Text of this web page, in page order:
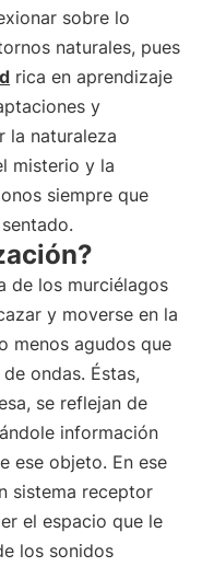
sobre lo
naturales, pues
rica en aprendizaje
y
la naturaleza
misterio y la
siempre que
de los murciélagos
y moverse en la
menos agudos que
ondas. Éstas,
se reflejan de
información
ese objeto. En ese
sistema receptor
el espacio que le
los sonidos